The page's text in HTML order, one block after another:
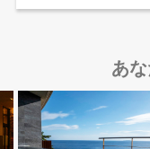
あ